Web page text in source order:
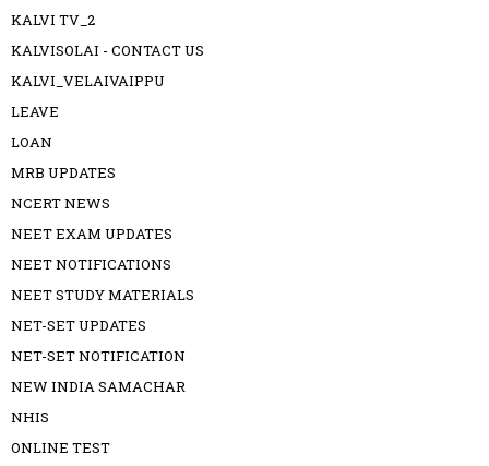
KALVI TV_2
KALVISOLAI - CONTACT US
KALVI_VELAIVAIPPU
LEAVE
LOAN
MRB UPDATES
NCERT NEWS
NEET EXAM UPDATES
NEET NOTIFICATIONS
NEET STUDY MATERIALS
NET-SET UPDATES
NET-SET NOTIFICATION
NEW INDIA SAMACHAR
NHIS
ONLINE TEST